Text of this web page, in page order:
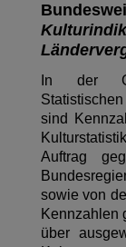
In der
sind
Auftrag
sowie von
Kennzahlen
über